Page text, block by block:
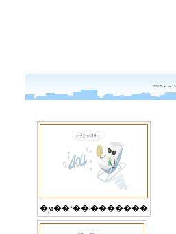
�ϻ��¹��ʲ�������